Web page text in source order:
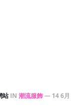
站IN 潮流服飾— 14 6